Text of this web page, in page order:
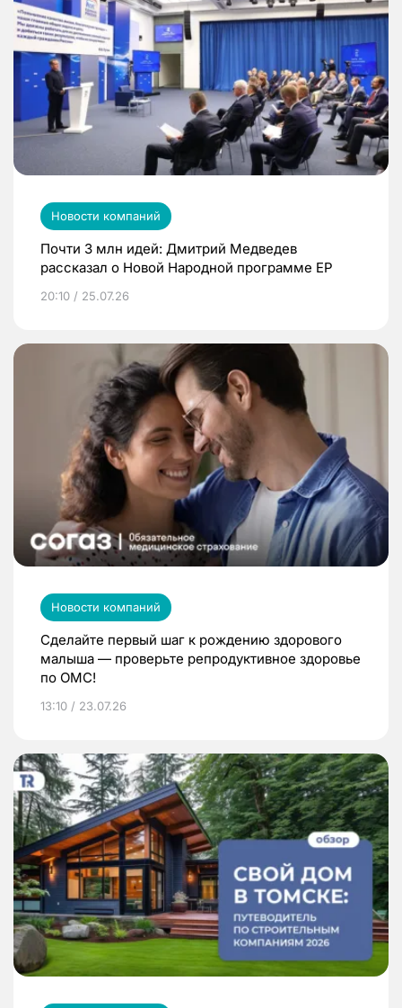
Новости компаний
Почти 3 млн идей: Дмитрий Медведев
рассказал о Новой Народной программе ЕР
20:10 / 25.07.26
Новости компаний
Сделайте первый шаг к рождению здорового
малыша — проверьте репродуктивное здоровье
по ОМС!
13:10 / 23.07.26